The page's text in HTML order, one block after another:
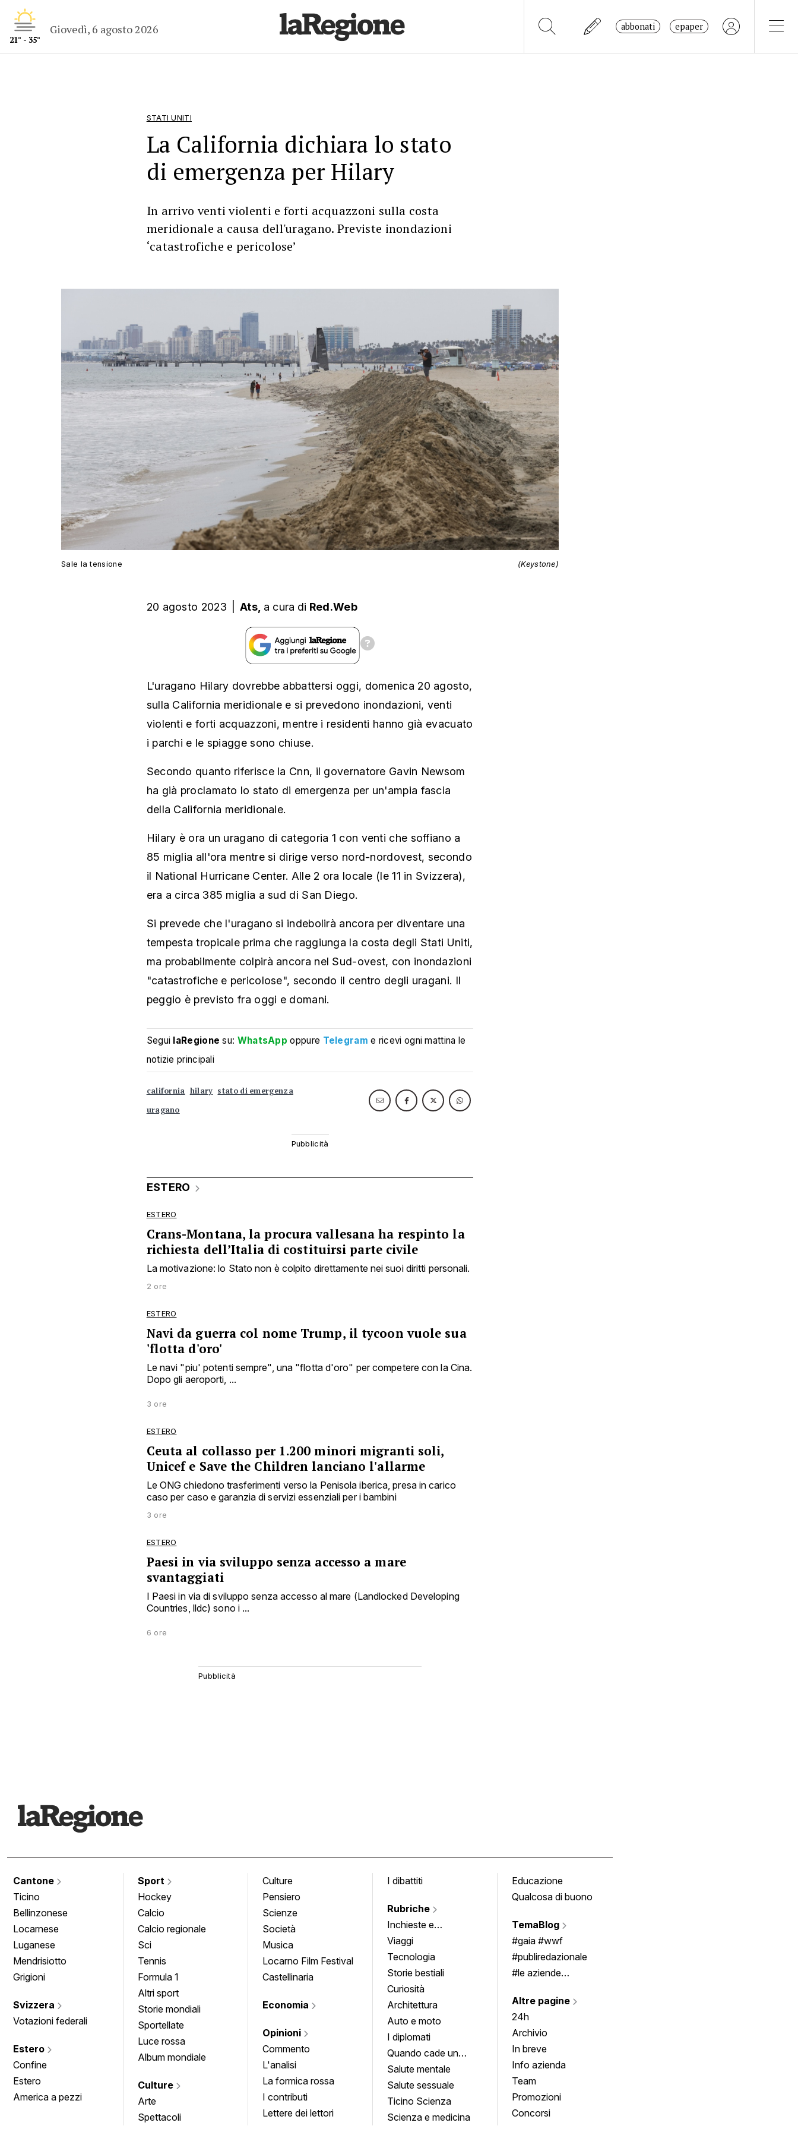
21° - 35°
Giovedì, 6 agosto 2026 abbonati epaper
STATI UNITI
La California dichiara lo stato
di emergenza per Hilary
In arrivo venti violenti e forti acquazzoni sulla costa
meridionale a causa dell'uragano. Previste inondazioni
‘catastrofiche e pericolose’
Sale la tensione (Keystone)
20 agosto 2023 Ats, a cura di Red.Web
L'uragano Hilary dovrebbe abbattersi oggi, domenica 20 agosto,
sulla California meridionale e si prevedono inondazioni, venti
violenti e forti acquazzoni, mentre i residenti hanno già evacuato
i parchi e le spiagge sono chiuse.
Secondo quanto riferisce la Cnn, il governatore Gavin Newsom
ha già proclamato lo stato di emergenza per un'ampia fascia
della California meridionale.
Hilary è ora un uragano di categoria 1 con venti che soffiano a
85 miglia all'ora mentre si dirige verso nord-nordovest, secondo
il National Hurricane Center. Alle 2 ora locale (le 11 in Svizzera),
era a circa 385 miglia a sud di San Diego.
Si prevede che l'uragano si indebolirà ancora per diventare una
tempesta tropicale prima che raggiunga la costa degli Stati Uniti,
ma probabilmente colpirà ancora nel Sud-ovest, con inondazioni
"catastrofiche e pericolose", secondo il centro degli uragani. Il
peggio è previsto fra oggi e domani.
Segui laRegione su: WhatsApp oppure Telegram e ricevi ogni mattina le
notizie principali
california hilary stato di emergenza
uragano
ESTERO
ESTERO
Crans-Montana, la procura vallesana ha respinto la
richiesta dell’Italia di costituirsi parte civile
La motivazione: lo Stato non è colpito direttamente nei suoi diritti personali.
2 ore
ESTERO
Navi da guerra col nome Trump, il tycoon vuole sua
'flotta d'oro'
Le navi "piu' potenti sempre", una "flotta d'oro" per competere con la Cina.
Dopo gli aeroporti, ...
3 ore
ESTERO
Ceuta al collasso per 1.200 minori migranti soli,
Unicef e Save the Children lanciano l'allarme
Le ONG chiedono trasferimenti verso la Penisola iberica, presa in carico
caso per caso e garanzia di servizi essenziali per i bambini
3 ore
ESTERO
Paesi in via sviluppo senza accesso a mare
svantaggiati
I Paesi in via di sviluppo senza accesso al mare (Landlocked Developing
Countries, lldc) sono i ...
6 ore
Cantone
Ticino
Bellinzonese
Locarnese
Luganese
Mendrisiotto
Grigioni
Svizzera
Votazioni federali
Estero
Confine
Estero
America a pezzi
Sport
Hockey
Calcio
Calcio regionale
Sci
Tennis
Formula 1
Altri sport
Storie mondiali
Sportellate
Luce rossa
Album mondiale
Culture
Arte
Spettacoli
Culture
Pensiero
Scienze
Società
Musica
Locarno Film Festival
Castellinaria
Economia
Opinioni
Commento
L'analisi
La formica rossa
I contributi
Lettere dei lettori
I dibattiti
Rubriche
Inchieste e
approfondimenti
Viaggi
Tecnologia
Storie bestiali
Curiosità
Architettura
Auto e moto
I diplomati
Quando cade un
quadro
Salute mentale
Salute sessuale
Ticino Scienza
Scienza e medicina
Educazione
Qualcosa di buono
TemaBlog
#gaia #wwf
#publiredazionale
#le aziende
Altre pagine
24h
Archivio
In breve
Info azienda
Team
Promozioni
Concorsi